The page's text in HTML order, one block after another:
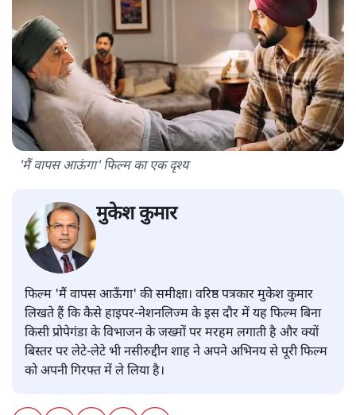
'मैं वापस आऊंगा' फिल्म का एक दृश्य
मुकेश कुमार
फिल्म 'मैं वापस आऊँगा' की समीक्षा। वरिष्ठ पत्रकार मुकेश कुमार
लिखते हैं कि कैसे हाइपर-नेशनलिज्म के इस दौर में यह फिल्म बिना
किसी प्रोपेगंडा के विभाजन के जख्मों पर मरहम लगाती है और क्यों
बिस्तर पर लेटे-लेटे भी नसीरुद्दीन शाह ने अपने अभिनय से पूरी फिल्म
को अपनी गिरफ्त में ले लिया है।